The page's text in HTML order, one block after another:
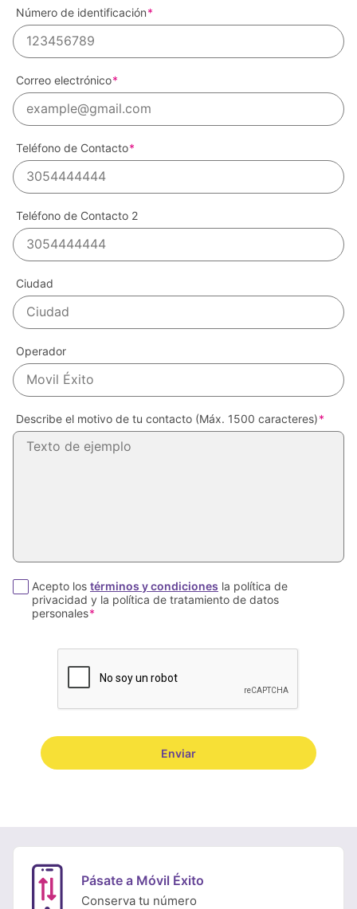
Número de identificación
Correo electrónico
Teléfono de Contacto
Teléfono de Contacto 2
Ciudad
Operador
Describe el motivo de tu contacto (Máx. 1500 caracteres)
Acepto los términos y condiciones la política de
privacidad y la política de tratamiento de datos
personales
Pásate a Móvil Éxito
Conserva tu número